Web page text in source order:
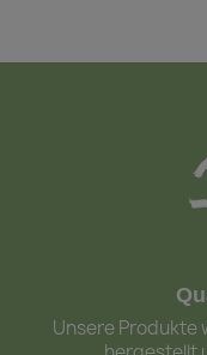
Unsere Produkte